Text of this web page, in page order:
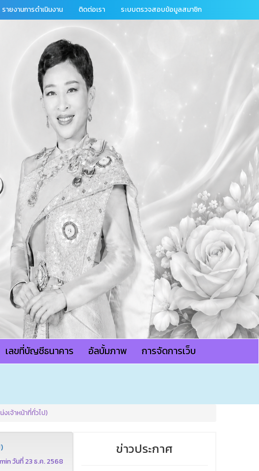
รายงานการดำเนินงาน ติดต่อเรา ระบบตรวจสอบข้อมูลสมาชิก
เลขที่บัญชีธนาคาร อัลบั้มภาพ การจัดการเว็บ
เจ้าหน้าที่ทั่วไป)
วันที่ 23 ธ.ค. 2568
ข่าวประกาศ